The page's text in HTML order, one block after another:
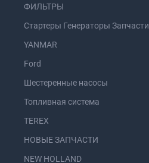
ФИЛЬТРЫ
Стартеры Генераторы Запчасти
YANMAR
Ford
Шестеренные насосы
Топливная система
TEREX
НОВЫЕ ЗАПЧАСТИ
NEW HOLLAND